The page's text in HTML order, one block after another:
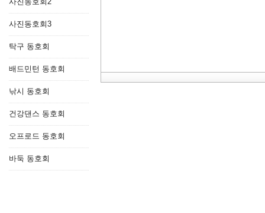
사진동호회3
탁구 동호회
배드민턴 동호회
낚시 동호회
건강댄스 동호회
오프로드 동호회
바둑 동호회